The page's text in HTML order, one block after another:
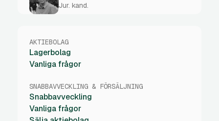
Jur. kand.
AKTIEBOLAG
Lagerbolag
Vanliga frågor
SNABBAVVECKLING & FÖRSÄLJNING
Snabbavveckling
Vanliga frågor